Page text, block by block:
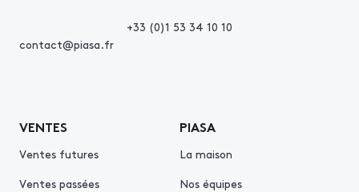
+33 (0)1 53 34 10 10
contact@piasa.fr
VENTES
Ventes futures
Ventes passées
PIASA
La maison
Nos équipes